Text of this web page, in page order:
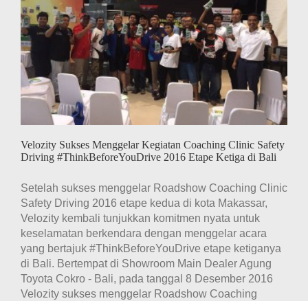
Etape
Keempat
di
Jakarta
Velozity Sukses Menggelar Kegiatan Coaching Clinic Safety
Driving #ThinkBeforeYouDrive 2016 Etape Ketiga di Bali
Setelah sukses menggelar Roadshow Coaching Clinic
Safety Driving 2016 etape kedua di kota Makassar,
Velozity kembali tunjukkan komitmen nyata untuk
keselamatan berkendara dengan menggelar acara
yang bertajuk #ThinkBeforeYouDrive etape ketiganya
di Bali. Bertempat di Showroom Main Dealer Agung
Toyota Cokro - Bali, pada tanggal 8 Desember 2016
Velozity sukses menggelar Roadshow Coaching